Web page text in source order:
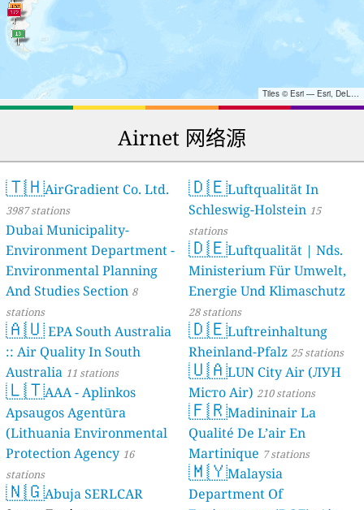
Tiles © Esri — Esri, DeLorme, NAVTEQ, TomTom, Intermap, iPC, USGS, FAO, NPS, NRCAN, GeoBase, Kadaster NL, Ordnance Survey, Esri Japan, METI, Esri China (Hong Kong), and the GIS User Community
Airnet 网络源
🇹🇭AirGradient Co. Ltd.
3987 stations
Dubai Municipality-
Environment Department -
Environmental Planning
And Studies Section 8
stations
🇦🇺EPA South Australia
:: Air Quality In South
Australia 11 stations
🇱🇹AAA - Aplinkos
Apsaugos Agentūra
(Lithuania Environmental
Protection Agency 16
stations
🇳🇬Abuja SERLCAR
🇩🇪Luftqualität In
Schleswig-Holstein 15
stations
🇩🇪Luftqualität | Nds.
Ministerium Für Umwelt,
Energie Und Klimaschutz
28 stations
🇩🇪Luftreinhaltung
Rheinland-Pfalz 25 stations
🇺🇦LUN City Air (ЛУН
Місто Air) 210 stations
🇫🇷Madininair La
Qualité De L’air En
Martinique 7 stations
🇲🇾Malaysia
Department Of